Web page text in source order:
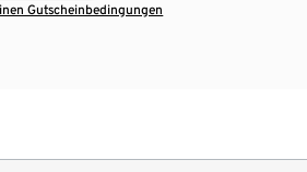
Gutscheinbedingungen